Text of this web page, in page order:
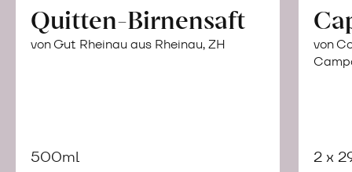
Quitten-Birnensaft
von Gut Rheinau aus Rheinau, ZH
500ml
von
2 x